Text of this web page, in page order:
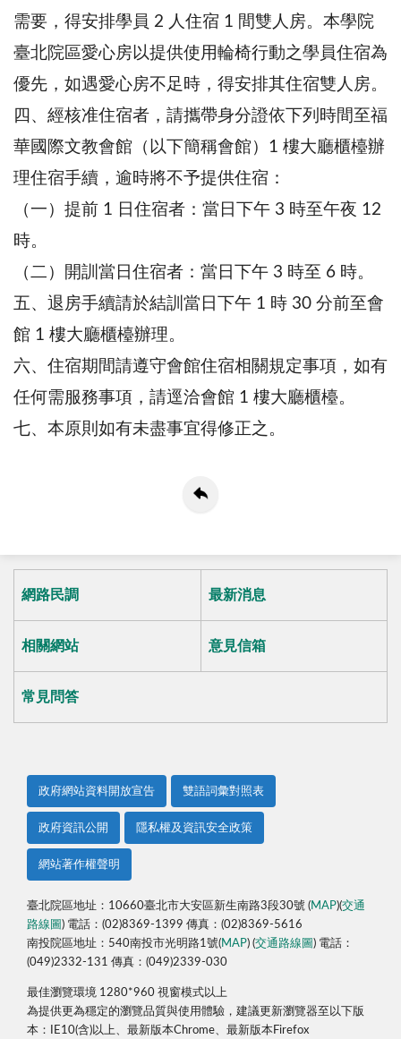
需要，得安排學員 2 人住宿 1 間雙人房。本學院
臺北院區愛心房以提供使用輪椅行動之學員住宿為
優先，如遇愛心房不足時，得安排其住宿雙人房。
四、經核准住宿者，請攜帶身分證依下列時間至福
華國際文教會館（以下簡稱會館）1 樓大廳櫃檯辦
理住宿手續，逾時將不予提供住宿：
（一）提前 1 日住宿者：當日下午 3 時至午夜 12
時。
（二）開訓當日住宿者：當日下午 3 時至 6 時。
五、退房手續請於結訓當日下午 1 時 30 分前至會
館 1 樓大廳櫃檯辦理。
六、住宿期間請遵守會館住宿相關規定事項，如有
任何需服務事項，請逕洽會館 1 樓大廳櫃檯。
七、本原則如有未盡事宜得修正之。
網路民調 最新消息
相關網站 意見信箱
常見問答
政府網站資料開放宣告 雙語詞彙對照表
政府資訊公開 隱私權及資訊安全政策
網站著作權聲明
臺北院區地址：10660臺北市大安區新生南路3段30號 (MAP)(交通
路線圖 ) 電話：(02)8369-1399 傳真：(02)8369-5616
南投院區地址：540南投市光明路1號(MAP) (交通路線圖 ) 電話：
(049)2332-131 傳真：(049)2339-030
最佳瀏覽環境 1280*960 視窗模式以上
為提供更為穩定的瀏覽品質與使用體驗，建議更新瀏覽器至以下版
本：IE10(含)以上、最新版本Chrome、最新版本Firefox